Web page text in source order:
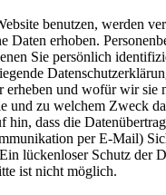
benutzen, werden
Daten erhoben.
Sie persönlich
erheben und wofür wir sie
und zu welchem Zweck
hin, dass die
per E-Mail)
lückenloser Schutz der
ist nicht möglich.